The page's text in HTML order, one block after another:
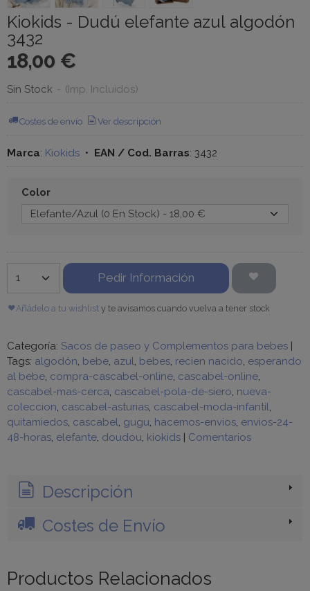
Kiokids - Dudú elefante azul algodón
3432
18,00 €
Sin Stock - (Imp. Incluidos)
Costes de envío Ver descripción
Marca: Kiokids • EAN / Cod. Barras: 3432
Color
Pedir Información
Añádelo a tu wishlist y te avisamos cuando vuelva a tener stock
Categoría: Sacos de paseo y Complementos para bebes |
Tags: algodón bebe azul bebes recien nacido esperando
al bebe compra-cascabel-online cascabel-online
cascabel-mas-cerca cascabel-pola-de-siero nueva-
coleccion cascabel-asturias cascabel-moda-infantil
quitamiedos cascabel gugu hacemos-envios envios-24-
48-horas elefante doudou kiokids | Comentarios
Descripción
Costes de Envío
Productos Relacionados